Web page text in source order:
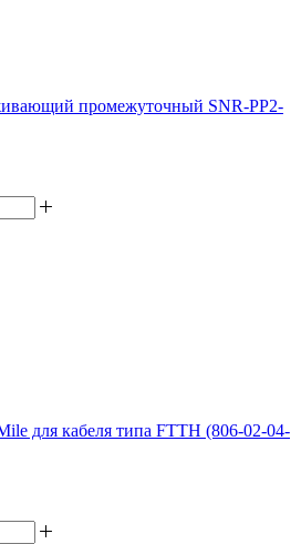
промежуточный SNR-PP2-
для кабеля типа FTTH (806-02-04-